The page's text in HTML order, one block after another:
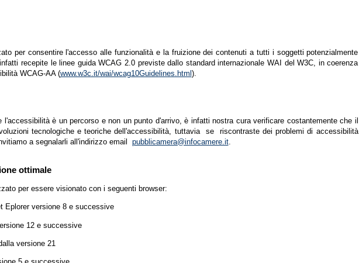
per consentire l'accesso alle funzionalità e la fruizione dei contenuti a tutti i soggetti potenzialmente
recepite le linee guida WCAG 2.0 previste dallo standard internazionale WAI del W3C, in coerenza
WCAG-AA (www.w3c.it/wai/wcag10Guidelines.html ).
è un percorso e non un punto d'arrivo, è infatti nostra cura verificare costantemente che il
tecnologiche e teoriche dell'accessibilità, tuttavia se riscontraste dei problemi di accessibilità
a segnalarli all'indirizzo email pubblicamera@infocamere.it.
ottimale
per essere visionato con i seguenti browser:
Eplorer versione 8 e successive
12 e successive
versione 21